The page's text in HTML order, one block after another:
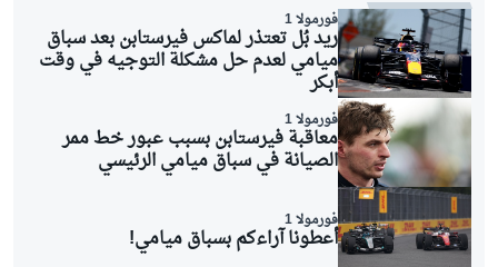
فورمولا 1
ريد بُل تعتذر لماكس فيرستابن بعد سباق
ميامي لعدم حل مشكلة التوجيه في وقت
أبكر
فورمولا 1
معاقبة فيرستابن بسبب عبور خط ممر
الصيانة في سباق ميامي الرئيسي
فورمولا 1
أعطونا آراءكم بسباق ميامي!